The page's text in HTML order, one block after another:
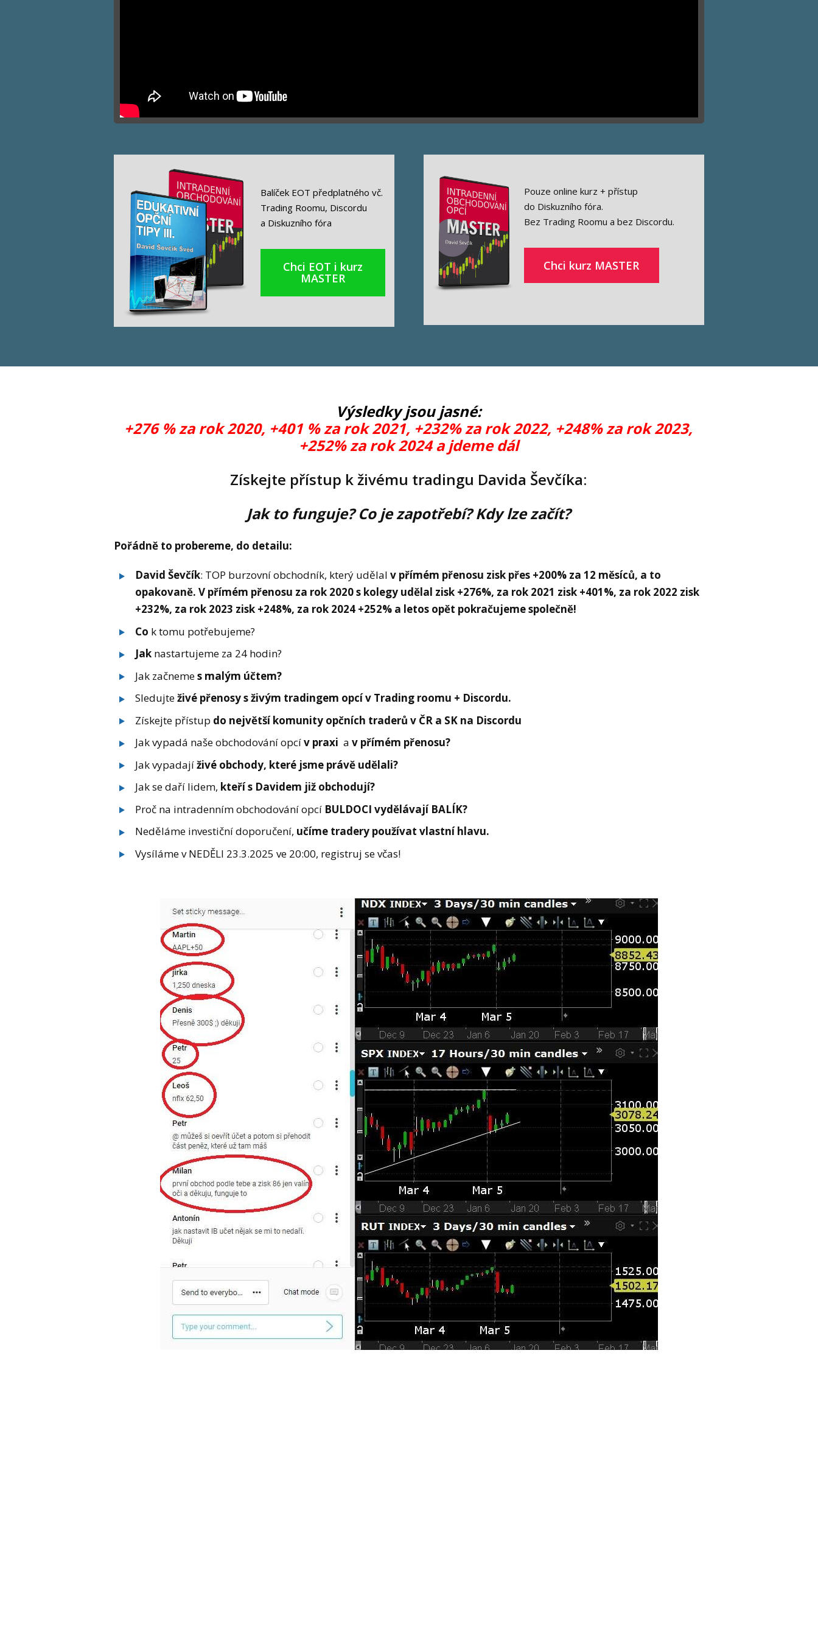
Balíček EOT předplatného vč.
Trading Roomu, Discordu
a Diskuzního fóra
Chci EOT i kurz
MASTER
Pouze online kurz + přístup
do Diskuzního fóra.
Bez Trading Roomu a bez Discordu.
Chci kurz MASTER
Výsledky jsou jasné:
+276 % za rok 2020, +401 % za rok 2021, +232% za rok 2022, +248% za rok 2023,
+252% za rok 2024a jdeme dál
Získejte přístup k živému tradingu Davida Ševčíka:
Jak to funguje? Co je zapotřebí? Kdy lze začít?
Pořádně to probereme, do detailu:
David Ševčík: TOP burzovní obchodník, který udělal v přímém přenosu zisk přes +200% za 12 měsíců, a to
opakovaně. V přímém přenosu za rok 2020 s kolegy udělal zisk +276%, za rok 2021 zisk +401%, za rok 2022 zisk
+232%, za rok 2023 zisk +248%, za rok 2024 +252% a letos opět pokračujeme společně!
Co k tomu potřebujeme?
Jak nastartujeme za 24 hodin?
Jak začnemes malým účtem?
Sledujteživé přenosy s živým tradingem opcí v Trading roomu + Discordu.
Získejte přístup do největší komunity opčních traderů v ČR a SK na Discordu
Jak vypadá naše obchodování opcív praxi a v přímém přenosu?
Jak vypadajíživé obchody, které jsme právě udělali?
Jak se daří lidem, kteří s Davidem již obchodují?
Proč na intradenním obchodování opcí BULDOCI vydělávají BALÍK?
Neděláme investiční doporučení, učíme tradery používat vlastní hlavu.
Vysíláme v NEDĚLI 23.3.2025 ve 20:00, registruj se včas!